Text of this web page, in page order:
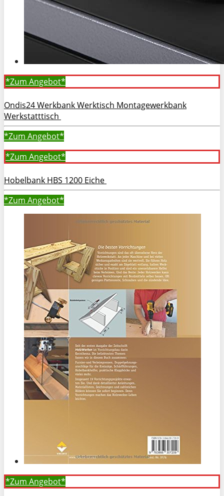
*Zum Angebot*
Ondis24 Werkbank Werktisch Montagewerkbank
Werkstatttisch
*Zum Angebot*
*Zum Angebot*
Hobelbank HBS 1200 Eiche
*Zum Angebot*
*Zum Angebot*